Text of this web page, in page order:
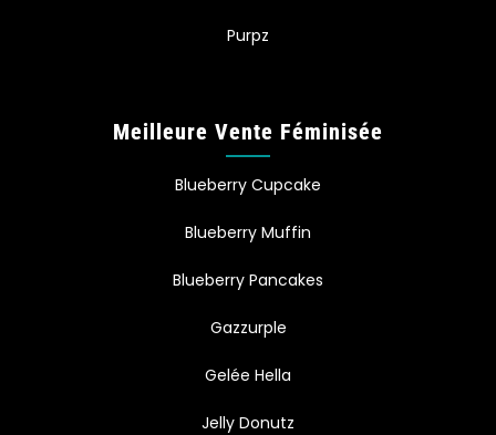
Purpz
Meilleure Vente Féminisée
Blueberry Cupcake
Blueberry Muffin
Blueberry Pancakes
Gazzurple
Gelée Hella
Jelly Donutz